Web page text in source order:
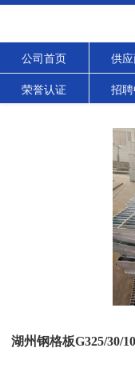
公司首页 供
荣誉认证 招
湖州钢格板G325/30/